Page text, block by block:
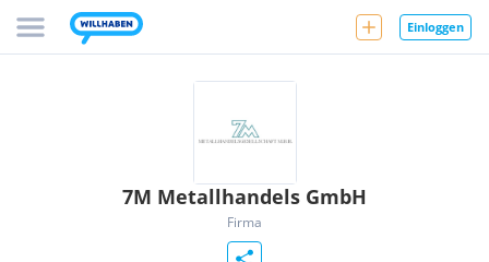
Einloggen
7M Metallhandels GmbH
Firma